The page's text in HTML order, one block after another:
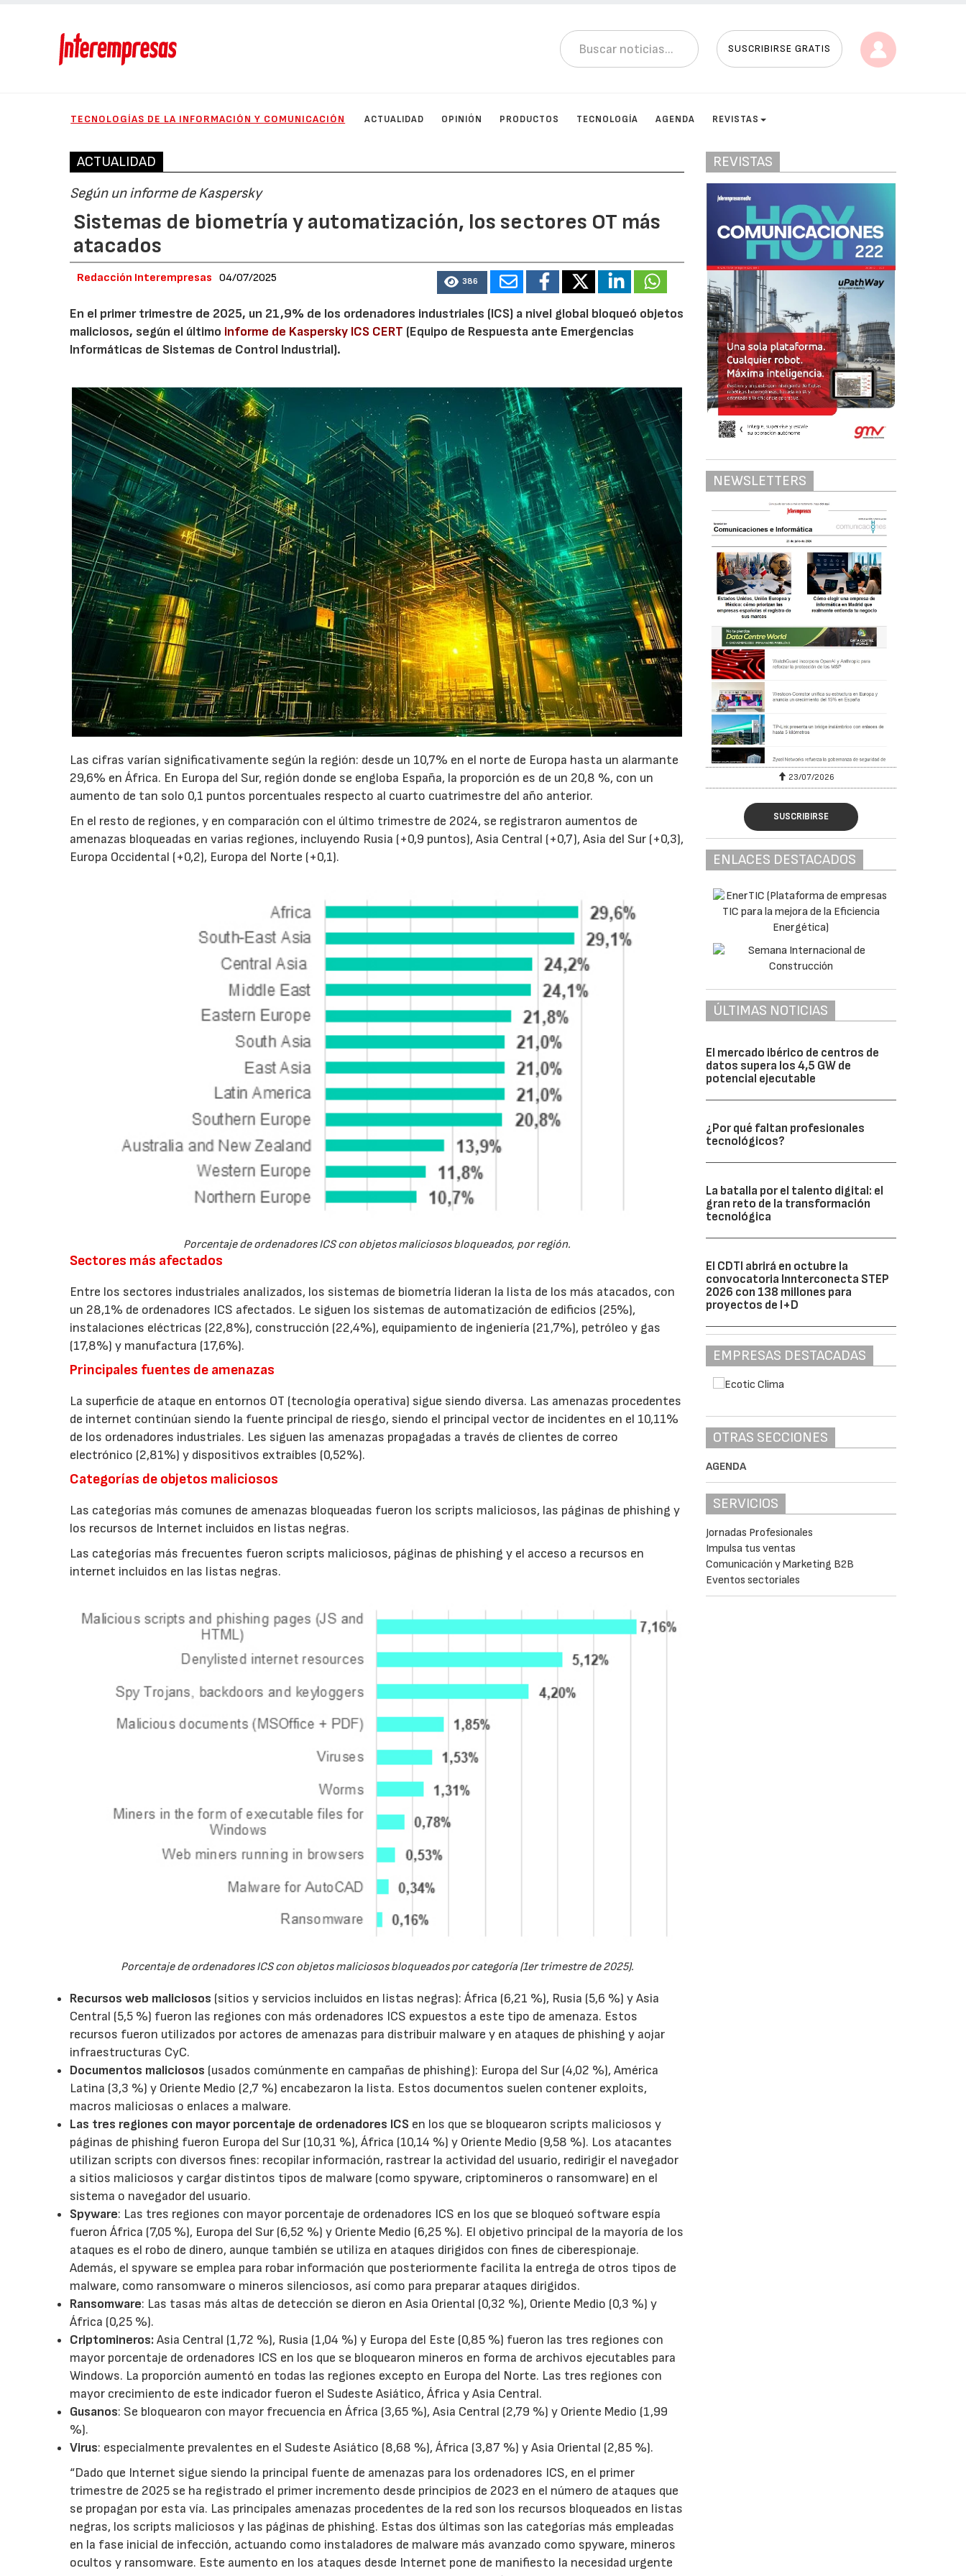
SUSCRIBIRSE GRATIS
TECNOLOGÍAS DE LA INFORMACIÓN Y COMUNICACIÓN ACTUALIDAD OPINIÓN PRODUCTOS TECNOLOGÍA AGENDA REVISTAS
ACTUALIDAD
Según un informe de Kaspersky
Sistemas de biometría y automatización, los sectores OT más
atacados
Redacción Interempresas 04/07/2025 386
En el primer trimestre de 2025, un 21,9% de los ordenadores industriales (ICS) a nivel global bloqueó objetos
maliciosos, según el último informe de Kaspersky ICS CERT (Equipo de Respuesta ante Emergencias
Informáticas de Sistemas de Control Industrial).
Las cifras varían significativamente según la región: desde un 10,7% en el norte de Europa hasta un alarmante
29,6% en África. En Europa del Sur, región donde se engloba España, la proporción es de un 20,8 %, con un
aumento de tan solo 0,1 puntos porcentuales respecto al cuarto cuatrimestre del año anterior.
En el resto de regiones, y en comparación con el último trimestre de 2024, se registraron aumentos de
amenazas bloqueadas en varias regiones, incluyendo Rusia (+0,9 puntos), Asia Central (+0,7), Asia del Sur (+0,3),
Europa Occidental (+0,2), Europa del Norte (+0,1).
Porcentaje de ordenadores ICS con objetos maliciosos bloqueados, por región.
Sectores más afectados
Entre los sectores industriales analizados, los sistemas de biometría lideran la lista de los más atacados, con
un 28,1% de ordenadores ICS afectados. Le siguen los sistemas de automatización de edificios (25%),
instalaciones eléctricas (22,8%), construcción (22,4%), equipamiento de ingeniería (21,7%), petróleo y gas
(17,8%) y manufactura (17,6%).
Principales fuentes de amenazas
La superficie de ataque en entornos OT (tecnología operativa) sigue siendo diversa. Las amenazas procedentes
de internet continúan siendo la fuente principal de riesgo, siendo el principal vector de incidentes en el 10,11%
de los ordenadores industriales. Les siguen las amenazas propagadas a través de clientes de correo
electrónico (2,81%) y dispositivos extraíbles (0,52%).
Categorías de objetos maliciosos
Las categorías más comunes de amenazas bloqueadas fueron los scripts maliciosos, las páginas de phishing y
los recursos de Internet incluidos en listas negras.
Las categorías más frecuentes fueron scripts maliciosos, páginas de phishing y el acceso a recursos en
internet incluidos en las listas negras.
Porcentaje de ordenadores ICS con objetos maliciosos bloqueados por categoría (1er trimestre de 2025).
Recursos web maliciosos (sitios y servicios incluidos en listas negras): África (6,21 %), Rusia (5,6 %) y Asia
Central (5,5 %) fueron las regiones con más ordenadores ICS expuestos a este tipo de amenaza. Estos
recursos fueron utilizados por actores de amenazas para distribuir malware y en ataques de phishing y aojar
infraestructuras CyC.
Documentos maliciosos (usados comúnmente en campañas de phishing): Europa del Sur (4,02 %), América
Latina (3,3 %) y Oriente Medio (2,7 %) encabezaron la lista. Estos documentos suelen contener exploits,
macros maliciosas o enlaces a malware.
Las tres regiones con mayor porcentaje de ordenadores ICS en los que se bloquearon scripts maliciosos y
páginas de phishing fueron Europa del Sur (10,31 %), África (10,14 %) y Oriente Medio (9,58 %). Los atacantes
utilizan scripts con diversos fines: recopilar información, rastrear la actividad del usuario, redirigir el navegador
a sitios maliciosos y cargar distintos tipos de malware (como spyware, criptomineros o ransomware) en el
sistema o navegador del usuario.
Spyware: Las tres regiones con mayor porcentaje de ordenadores ICS en los que se bloqueó software espía
fueron África (7,05 %), Europa del Sur (6,52 %) y Oriente Medio (6,25 %). El objetivo principal de la mayoría de los
ataques es el robo de dinero, aunque también se utiliza en ataques dirigidos con fines de ciberespionaje.
Además, el spyware se emplea para robar información que posteriormente facilita la entrega de otros tipos de
malware, como ransomware o mineros silenciosos, así como para preparar ataques dirigidos.
Ransomware: Las tasas más altas de detección se dieron en Asia Oriental (0,32 %), Oriente Medio (0,3 %) y
África (0,25 %).
Criptomineros: Asia Central (1,72 %), Rusia (1,04 %) y Europa del Este (0,85 %) fueron las tres regiones con
mayor porcentaje de ordenadores ICS en los que se bloquearon mineros en forma de archivos ejecutables para
Windows. La proporción aumentó en todas las regiones excepto en Europa del Norte. Las tres regiones con
mayor crecimiento de este indicador fueron el Sudeste Asiático, África y Asia Central.
Gusanos: Se bloquearon con mayor frecuencia en África (3,65 %), Asia Central (2,79 %) y Oriente Medio (1,99
%).
Virus: especialmente prevalentes en el Sudeste Asiático (8,68 %), África (3,87 %) y Asia Oriental (2,85 %).
“Dado que Internet sigue siendo la principal fuente de amenazas para los ordenadores ICS, en el primer
trimestre de 2025 se ha registrado el primer incremento desde principios de 2023 en el número de ataques que
se propagan por esta vía. Las principales amenazas procedentes de la red son los recursos bloqueados en listas
negras, los scripts maliciosos y las páginas de phishing. Estas dos últimas son las categorías más empleadas
en la fase inicial de infección, actuando como instaladores de malware más avanzado como spyware, mineros
ocultos y ransomware. Este aumento en los ataques desde Internet pone de manifiesto la necesidad urgente
REVISTAS
NEWSLETTERS
23/07/2026 30/07/2026 23/07/2026
SUSCRIBIRSE
ENLACES DESTACADOS
ÚLTIMAS NOTICIAS
El mercado ibérico de centros de
datos supera los 4,5 GW de
potencial ejecutable
¿Por qué faltan profesionales
tecnológicos?
La batalla por el talento digital: el
gran reto de la transformación
tecnológica
El CDTI abrirá en octubre la
convocatoria Innterconecta STEP
2026 con 138 millones para
proyectos de I+D
EMPRESAS DESTACADAS
OTRAS SECCIONES
AGENDA
SERVICIOS
Jornadas Profesionales
Impulsa tus ventas
Comunicación y Marketing B2B
Eventos sectoriales